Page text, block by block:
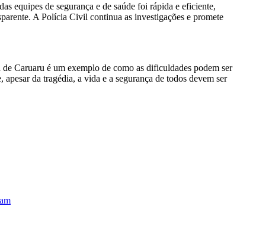
equipes de segurança e de saúde foi rápida e eficiente,
A Polícia Civil continua as investigações e promete
Caruaru é um exemplo de como as dificuldades podem ser
da tragédia, a vida e a segurança de todos devem ser